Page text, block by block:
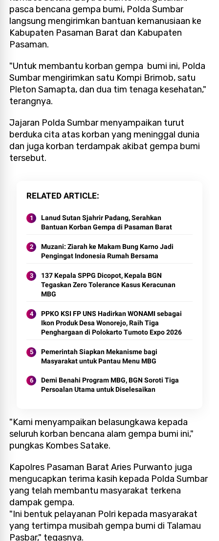
pasca bencana gempa bumi, Polda Sumbar
langsung mengirimkan bantuan kemanusiaan ke
Kabupaten Pasaman Barat dan Kabupaten
Pasaman.
"Untuk membantu korban gempa bumi ini, Polda
Sumbar mengirimkan satu Kompi Brimob, satu
Pleton Samapta, dan dua tim tenaga kesehatan,"
terangnya.
Jajaran Polda Sumbar menyampaikan turut
berduka cita atas korban yang meninggal dunia
dan juga korban terdampak akibat gempa bumi
tersebut.
RELATED ARTICLE
Lanud Sutan Sjahrir Padang, Serahkan
Bantuan Korban Gempa di Pasaman Barat
Muzani: Ziarah ke Makam Bung Karno Jadi
Pengingat Indonesia Rumah Bersama
137 Kepala SPPG Dicopot, Kepala BGN
Tegaskan Zero Tolerance Kasus Keracunan
MBG
PPKO KSI FP UNS Hadirkan WONAMI sebagai
Ikon Produk Desa Wonorejo, Raih Tiga
Penghargaan di Polokarto Tumoto Expo 2026
Pemerintah Siapkan Mekanisme bagi
Masyarakat untuk Pantau Menu MBG
Demi Benahi Program MBG, BGN Soroti Tiga
Persoalan Utama untuk Diselesaikan
"Kami menyampaikan belasungkawa kepada
seluruh korban bencana alam gempa bumi ini,"
pungkas Kombes Satake.
Kapolres Pasaman Barat Aries Purwanto juga
mengucapkan terima kasih kepada Polda Sumbar
yang telah membantu masyarakat terkena
dampak gempa.
"Ini bentuk pelayanan Polri kepada masyarakat
yang tertimpa musibah gempa bumi di Talamau
Pasbar," tegasnya.